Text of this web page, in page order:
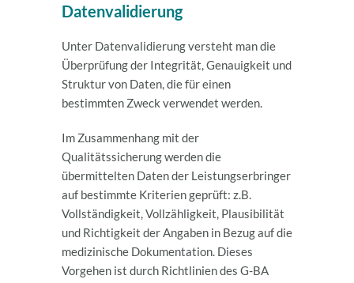
Datenvalidierung
Unter Datenvalidierung versteht man die
Überprüfung der Integrität, Genauigkeit und
Struktur von Daten, die für einen
bestimmten Zweck verwendet werden.
Im Zusammenhang mit der
Qualitätssicherung werden die
übermittelten Daten der Leistungserbringer
auf bestimmte Kriterien geprüft: z.B.
Vollständigkeit, Vollzähligkeit, Plausibilität
und Richtigkeit der Angaben in Bezug auf die
medizinische Dokumentation. Dieses
Vorgehen ist durch Richtlinien des G-BA